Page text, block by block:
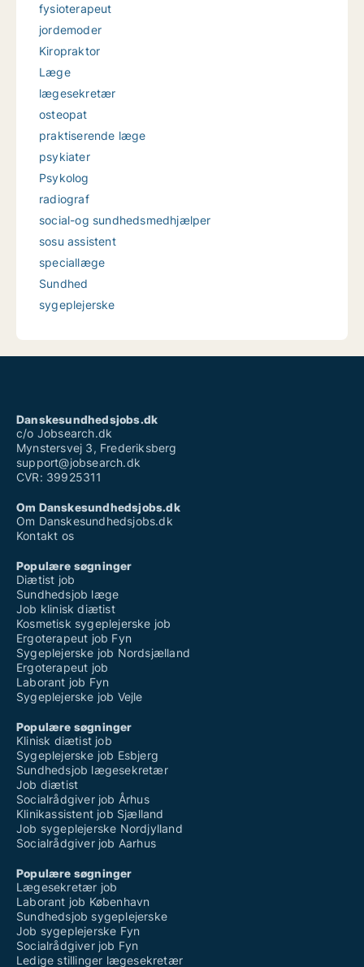
fysioterapeut
jordemoder
Kiropraktor
Læge
lægesekretær
osteopat
praktiserende læge
psykiater
Psykolog
radiograf
social-og sundhedsmedhjælper
sosu assistent
speciallæge
Sundhed
sygeplejerske
Danskesundhedsjobs.dk
c/o Jobsearch.dk
Mynstersvej 3, Frederiksberg
support@jobsearch.dk
CVR: 39925311
Om Danskesundhedsjobs.dk
Om Danskesundhedsjobs.dk
Kontakt os
Populære søgninger
Diætist job
Sundhedsjob læge
Job klinisk diætist
Kosmetisk sygeplejerske job
Ergoterapeut job Fyn
Sygeplejerske job Nordsjælland
Ergoterapeut job
Laborant job Fyn
Sygeplejerske job Vejle
Populære søgninger
Klinisk diætist job
Sygeplejerske job Esbjerg
Sundhedsjob lægesekretær
Job diætist
Socialrådgiver job Århus
Klinikassistent job Sjælland
Job sygeplejerske Nordjylland
Socialrådgiver job Aarhus
Populære søgninger
Lægesekretær job
Laborant job København
Sundhedsjob sygeplejerske
Job sygeplejerske Fyn
Socialrådgiver job Fyn
Ledige stillinger lægesekretær